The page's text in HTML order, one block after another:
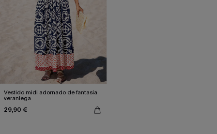
Vestido midi adornado de fantasía
veraniega
29,90 €